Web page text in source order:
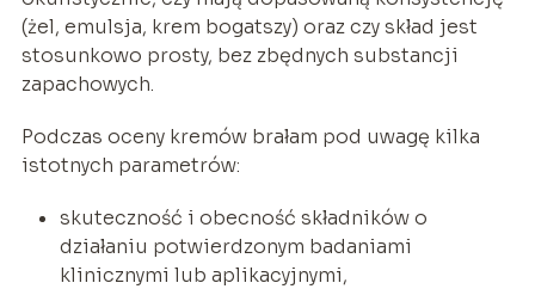
(żel, emulsja, krem bogatszy) oraz czy skład jest
stosunkowo prosty, bez zbędnych substancji
zapachowych.
Podczas oceny kremów brałam pod uwagę kilka
istotnych parametrów:
skuteczność i obecność składników o
działaniu potwierdzonym badaniami
klinicznymi lub aplikacyjnymi,